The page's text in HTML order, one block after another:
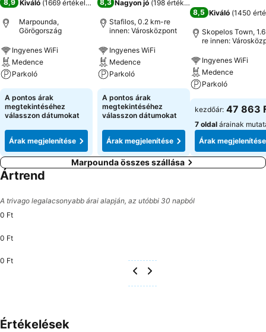
8,9 Kiváló (1669 értékelés
Marpounda,
Görögország
Ingyenes WiFi
Medence
Parkoló
A pontos árak
megtekintéséhez
válasszon dátumokat
Árak megjelenítése
8,3 Nagyon jó (198 értékelés
Stafilos, 0.2 km-re
innen: Városközpont
Ingyenes WiFi
Medence
Parkoló
A pontos árak
megtekintéséhez
válasszon dátumokat
Árak megjelenítése
8,5 Kiváló (1450
Skopelos Town,
re innen:
Ingyenes WiFi
Medence
Parkoló
kezdőár: 47 863
7 oldal árainak
Árak megjelenítése
Marpounda összes szállása
Ártrend
A trivago legalacsonyabb árai alapján, az utóbbi 30 napból
0 Ft
0 Ft
0 Ft
Értékelések